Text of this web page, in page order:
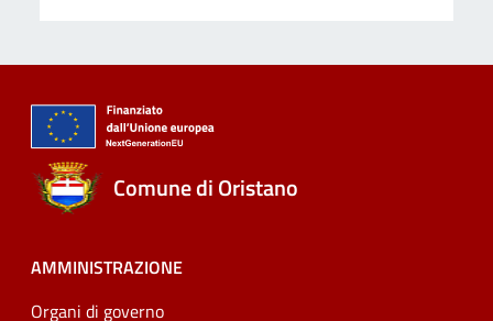
Comune di Oristano
AMMINISTRAZIONE
Organi di governo